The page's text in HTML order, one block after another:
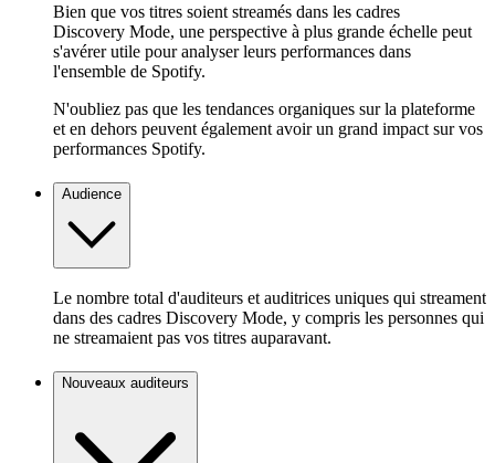
Bien que vos titres soient streamés dans les cadres
Discovery Mode, une perspective à plus grande échelle peut
s'avérer utile pour analyser leurs performances dans
l'ensemble de Spotify.
N'oubliez pas que les tendances organiques sur la plateforme
et en dehors peuvent également avoir un grand impact sur vos
performances Spotify.
Audience
Le nombre total d'auditeurs et auditrices uniques qui streament
dans des cadres Discovery Mode, y compris les personnes qui
ne streamaient pas vos titres auparavant.
Nouveaux auditeurs